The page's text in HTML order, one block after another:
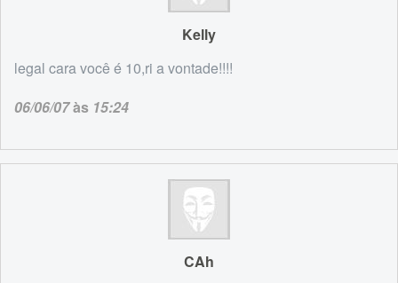
Kelly
legal cara você é 10,ri a vontade!!!!
06/06/07às 15:24
CAh